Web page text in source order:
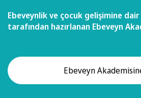
Ebeveynlik ve çocuk gelişimine
tarafından hazırlanan Ebeveyn
Ebeveyn